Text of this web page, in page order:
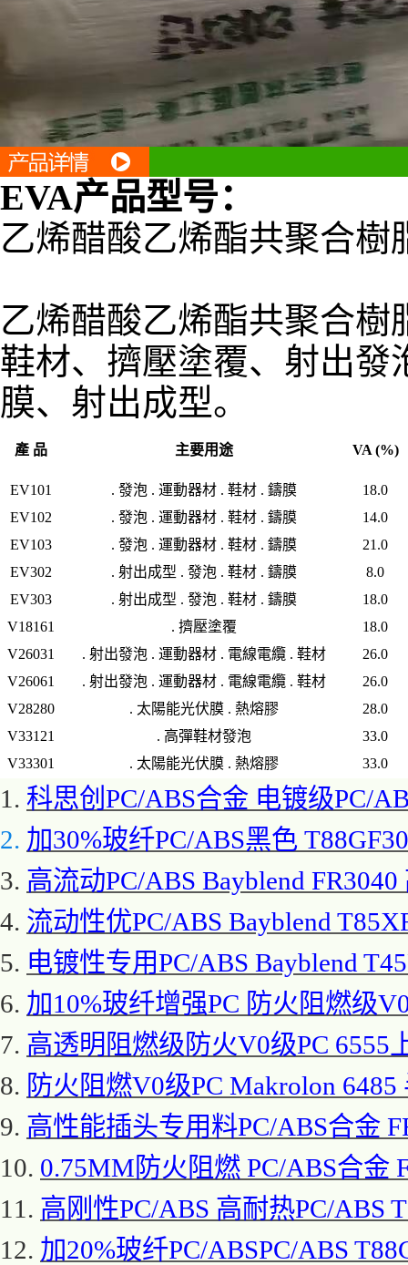
EVA产品型号：
乙烯醋酸乙烯酯共聚合樹
乙烯醋酸乙烯酯共聚合樹
鞋材、擠壓塗覆、射出發
膜、射出成型。
產 品 主要用途 VA (%)
EV101 . 發泡 . 運動器材 . 鞋材 . 鑄膜
18.0
EV102
. 發泡 . 運動器材 . 鞋材 . 鑄膜
14.0
EV103
. 發泡 . 運動器材 . 鞋材 . 鑄膜
21.0
EV302
. 射出成型 . 發泡 . 鞋材 . 鑄膜
8.0
EV303
. 射出成型 . 發泡 . 鞋材 . 鑄膜
18.0
V18161
. 擠壓塗覆
18.0
V26031
. 射出發泡 . 運動器材 . 電線電纜 . 鞋材
26.0
V26061
. 射出發泡 . 運動器材 . 電線電纜 . 鞋材
26.0
V28280
. 太陽能光伏膜 . 熱熔膠
28.0
V33121
. 高彈鞋材發泡
33.0
V33301
. 太陽能光伏膜 . 熱熔膠 33.0
1. 科思创 PC/ABS合金 电镀级PC/
2. 加30%玻纤PC/ABS黑色
3. 高流动PC/ABS Bayblend
4. 流动性优PC/ABS Bayblend
5. 电镀性专用PC/ABS Bayblend
6. 加10%玻纤增强PC 防火阻燃级
7. 高透明阻燃级防火V0级PC 6555
8. 防火阻燃V0级PC Makrolon
9. 高性能插头专用料PC/ABS合金
10. 0.75MM防火阻燃 PC/ABS合金
11. 高刚性PC/ABS 高耐热PC/ABS
12. 加20%玻纤PC/ABSPC/ABS